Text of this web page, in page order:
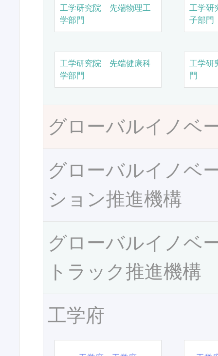
工学研究院 先端物理工
学部門
工学研
子部門
工学研究院 先端健康科
学部門
工学研
門
グローバルイノベ
グローバルイノベ
ション推進機構
グローバルイノベ
トラック推進機構
工学府